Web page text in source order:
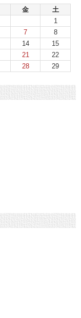
金
土
1
7
8
14
15
21
22
28 29